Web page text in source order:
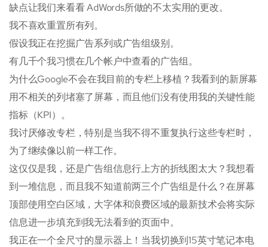
缺点让我们来看看 AdWords所做的不太实用的更改。
我不喜欢重置所有列。
假设我正在挖掘广告系列或广告组级别。
有几千个我习惯在几个帐户中查看的广告组。
为什么Google不会在我目前的专栏上移植？我看到的新屏幕
用不相关的列堵塞了屏幕，而且他们没有使用我的关键性能
指标（KPI）。
我讨厌修改专栏，特别是当我不得不重复执行这些专栏时，
为了继续像以前一样工作。
这仅仅是我，还是广告组信息行上方的折线图太大？我想看
到一堆信息，而且我不知道前两三个广告组是什么？在屏幕
顶部使用空白区域，大字体和浪费区域的最新技术会将实际
信息进一步填充到我无法看到的页面中。
我正在一个全尺寸的显示器上！当我切换到15英寸笔记本电